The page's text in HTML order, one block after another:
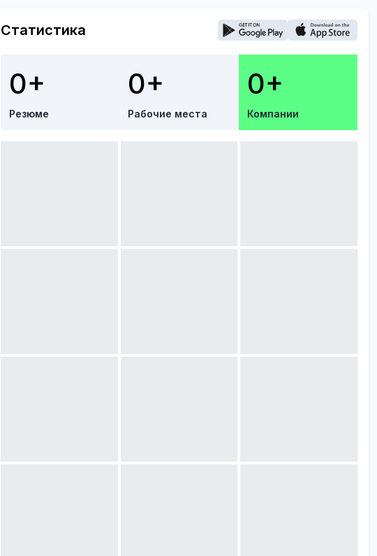
Статистика
0+
Резюме
0+
Рабочие места
0+
Компании